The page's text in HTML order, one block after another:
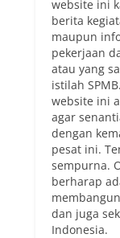
website ini
berita
maupun
pekerjaan
atau yang
istilah
website ini
agar
dengan
pesat ini.
sempurna.
berharap
dan juga
Indonesia.